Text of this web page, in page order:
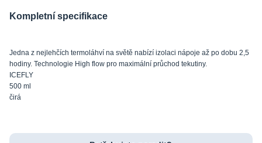
Kompletní specifikace
Jedna z nejlehčích termoláhví na světě nabízí izolaci nápoje až po dobu 2,5
hodiny. Technologie High flow pro maximální průchod tekutiny.
ICEFLY
500 ml
čirá